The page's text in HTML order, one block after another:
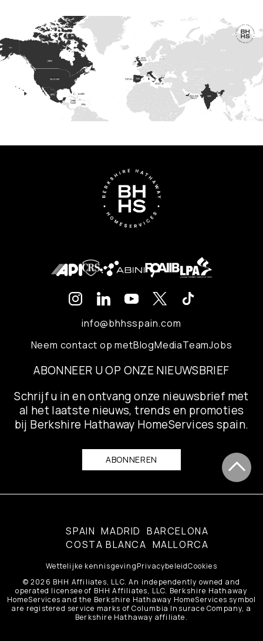
info@bhhsspain.com
Neem contact op metBlogMediaTeamJobs
ABONNEER U OP ONZE NIEUWSBRIEF
Schrijf u in en ontvang onze nieuwsbrief met
al het laatste nieuws, trends en promoties
bij Berkshire Hathaway HomeServices spain.
ABONNEREN
SPAIN MADRID BARCELONA
COSTA BLANCA MALLORCA
Wettelijke kennisgevingPrivacybeleidCookies
© 2026 BHH Affiliates, LLC. An independently owned and
operated licensee of BHH Affiliates, LLC. Berkshire Hathaway
HomeServices and the Berkshire Hathaway HomeServices symbol
are registered service marks of Columbia Insurace Company, a
Berkshire Hathaway affiliate.